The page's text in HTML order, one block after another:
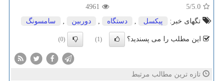
5.0
/5
4961
تگهای خبر:
پیكسل دستگاه دوربین سامسونگ
این مطلب را می پسندید؟ (1)
(0)
تازه ترین مطالب مرتبط